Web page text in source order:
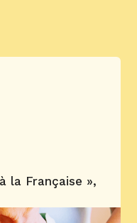
la Française »,